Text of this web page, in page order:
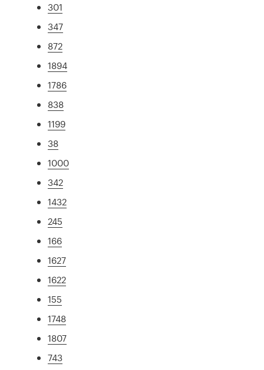
301
347
872
1894
1786
838
1199
38
1000
342
1432
245
166
1627
1622
155
1748
1807
743